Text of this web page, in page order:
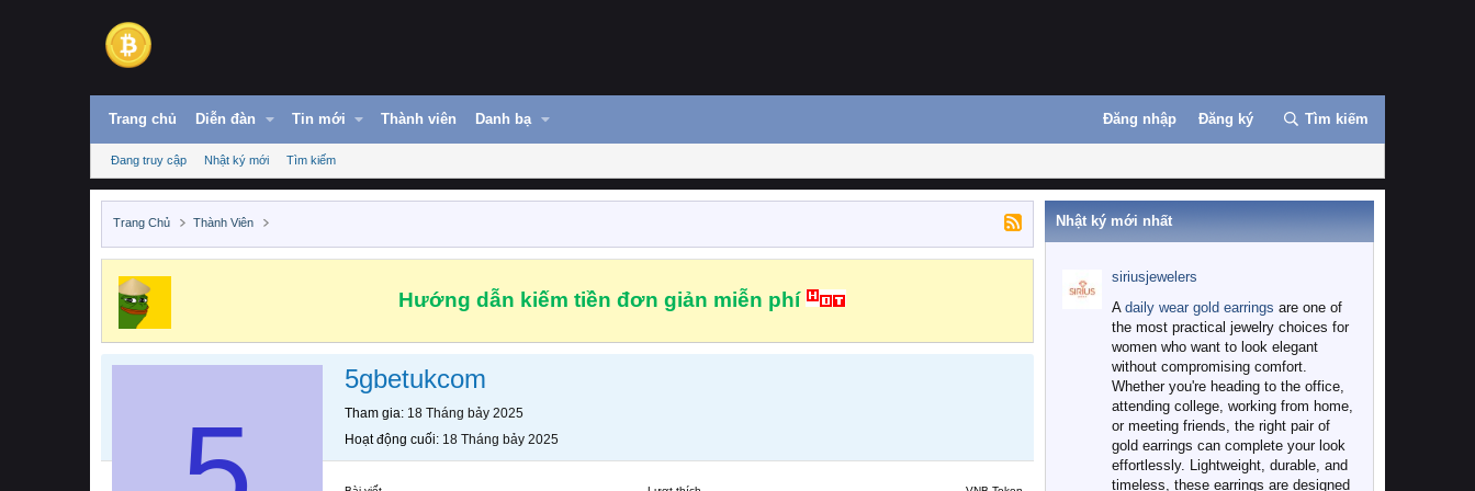
Trang chủ Diễn đàn Tin mới Thành viên Danh bạ Đăng nhập Đăng ký Tìm kiếm
Đang truy cập Nhật ký mới Tìm kiếm
Trang Chủ Thành Viên
Hướng dẫn kiếm tiền đơn giản miễn phí
5gbetukcom
Tham gia 18 Tháng bảy 2025
Hoạt động cuối 18 Tháng bảy 2025
Nhật ký mới nhất
siriusjewelers
A daily wear gold earrings are one of
the most practical jewelry choices for
women who want to look elegant
without compromising comfort.
Whether you're heading to the office,
attending college, working from home,
or meeting friends, the right pair of
gold earrings can complete your look
effortlessly. Lightweight, durable, and
timeless, these earrings are designed